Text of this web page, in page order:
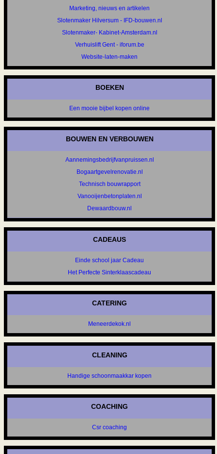
Marketing, nieuws en artikelen
Slotenmaker Hilversum - IFD-bouwen.nl
Slotenmaker- Kabinet-Amsterdam.nl
Verhuislift Gent - iforum.be
Website-laten-maken
BOEKEN
Een mooie bijbel kopen online
BOUWEN EN VERBOUWEN
Aannemingsbedrijfvanpruissen.nl
Bogaartgevelrenovatie.nl
Technisch bouwrapport
Vanooijenbetonplaten.nl
Dewaardbouw.nl
CADEAUS
Einde school jaar Cadeau
Het Perfecte Sinterklaascadeau
CATERING
Meneerdekok.nl
CLEANING
Handige schoonmaakkar kopen
COACHING
Csr coaching